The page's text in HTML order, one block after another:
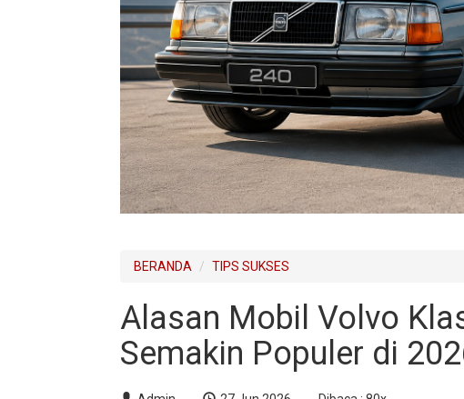
BERANDA TIPS SUKSES
Alasan Mobil Volvo
Semakin Populer di